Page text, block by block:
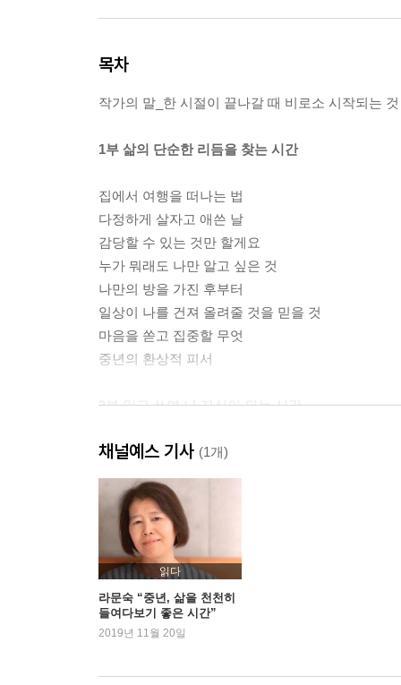
목차
작가의 말_한 시절이 끝나갈 때 비로소 시작되는 것
1부 삶의 단순한 리듬을 찾는 시간
집에서 여행을 떠나는 법
다정하게 살자고 애쓴 날
감당할 수 있는 것만 할게요
누가 뭐래도 나만 알고 싶은 것
나만의 방을 가진 후부터
일상이 나를 건져 올려줄 것을 믿을 것
마음을 쏟고 집중할 무엇
중년의 환상적 피서
2부 읽고 쓰며 나 자신이 되는 시간
잘 읽으면 조금 더 잘 살게 되고
매일 쓰는 사람이 되기까지
모호했던 감정이 문장이 되는 순간
스타벅스에 매일 오는 여자들
어떤 책을 읽을까요?
살림과 읽기의 균형 잡기
내 몸을 이루는 것들
감추지 말고, 포기하지도 말고
버지니아 울프를 좋아하세요?
채널예스 기사 (1개)
읽다
라문숙 “중년, 삶을 천천히
들여다보기 좋은 시간”
2019년 11월 20일